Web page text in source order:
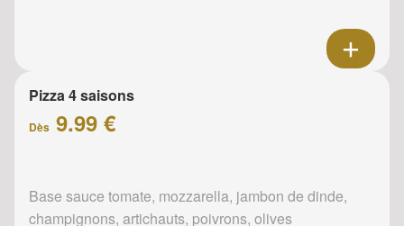
Pizza 4 saisons
Dès 9.99 €
Base sauce tomate, mozzarella, jambon de dinde,
champignons, artichauts, poivrons, olives